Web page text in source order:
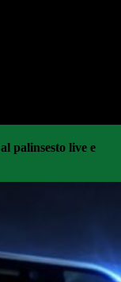
palinsesto live e